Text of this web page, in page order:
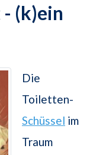
(k)ein
Die
Toiletten-
Schüssel im
Traum